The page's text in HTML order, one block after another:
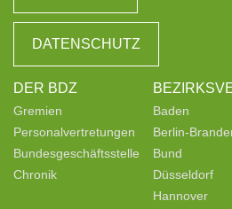
DATENSCHUTZ
DER BDZ
Gremien
Personalvertretungen
Bundesgeschäftsstelle
Chronik
Baden
Berlin-
Bund
Düsseldorf
Hannover